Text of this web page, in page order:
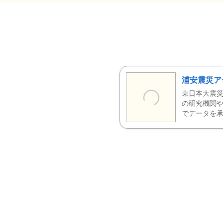
浦安震災ア
東日本大震
の研究機関
でデータを